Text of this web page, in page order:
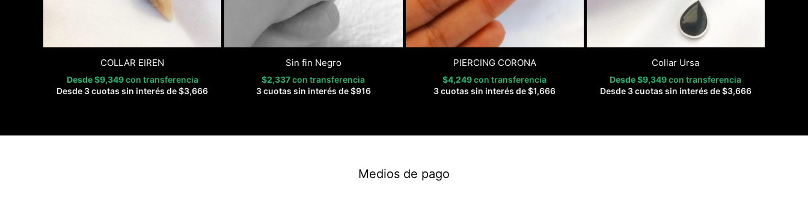
COLLAR EIREN
Desde$9,349con transferencia
Desde 3 cuotas sin interés de$3,666
Sin fin Negro
$2,337con transferencia
3 cuotas sin interés de$916
PIERCING CORONA
$4,249con transferencia
3 cuotas sin interés de$1,666
Collar Ursa
Desde$9,349con transferencia
Desde 3 cuotas sin interés de$3,666
Medios de pago